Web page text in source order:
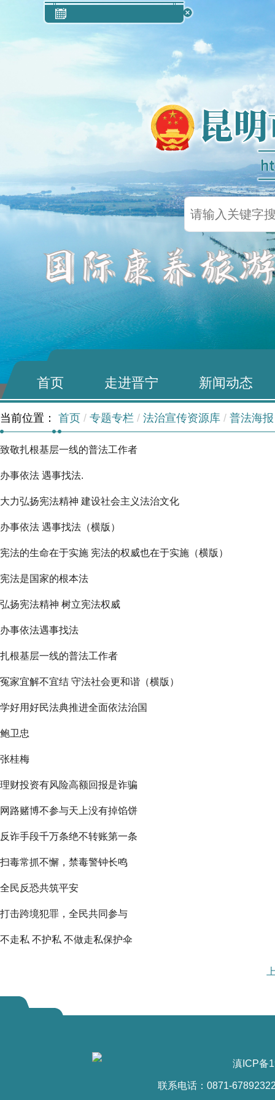
首页 走进晋宁 新闻动态
当前位置： 首页 / 专题专栏 / 法治宣传资源库 / 普法海报
致敬扎根基层一线的普法工作者
办事依法 遇事找法.
大力弘扬宪法精神 建设社会主义法治文化
办事依法 遇事找法（横版）
宪法的生命在于实施 宪法的权威也在于实施（横版）
宪法是国家的根本法
弘扬宪法精神 树立宪法权威
办事依法遇事找法
扎根基层一线的普法工作者
冤家宜解不宜结 守法社会更和谐（横版）
学好用好民法典推进全面依法治国
鲍卫忠
张桂梅
理财投资有风险高额回报是诈骗
网路赌博不参与天上没有掉馅饼
反诈手段千万条绝不转账第一条
扫毒常抓不懈，禁毒警钟长鸣
全民反恐共筑平安
打击跨境犯罪，全民共同参与
不走私 不护私 不做走私保护伞
滇ICP备
联系电话：0871-